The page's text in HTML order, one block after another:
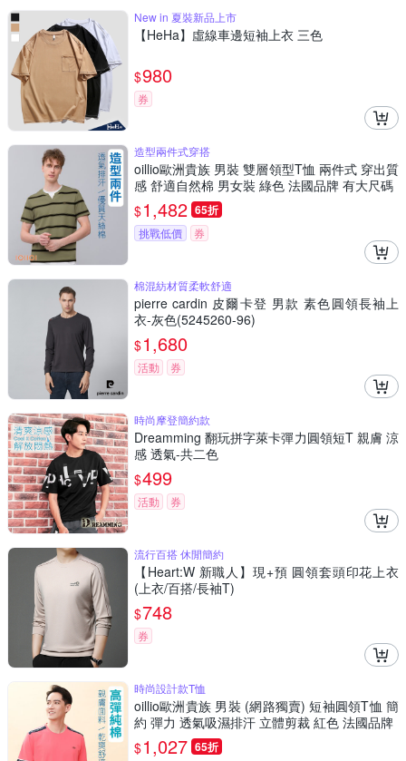
New in 夏裝新品上市
【HeHa】虛線車邊短袖上衣 三色
$980
券
造型兩件式穿搭
oillio歐洲貴族 男裝 雙層領型T恤 兩件式 穿出質
感 舒適自然棉 男女裝 綠色 法國品牌 有大尺碼
$1,482 65折
挑戰低價 券
棉混紡材質柔軟舒適
pierre cardin 皮爾卡登 男款 素色圓領長袖上
衣-灰色(5245260-96)
$1,680
活動 券
時尚摩登簡約款
Dreamming 翻玩拼字萊卡彈力圓領短T 親膚 涼
感 透氣-共二色
$499
活動 券
流行百搭 休閒簡約
【Heart:W 新職人】現+預 圓領套頭印花上衣
(上衣/百搭/長袖T)
$748
券
時尚設計款T恤
oillio歐洲貴族 男裝 (網路獨賣) 短袖圓領T恤 簡
約 彈力 透氣吸濕排汗 立體剪裁 紅色 法國品牌
$1,027 65折